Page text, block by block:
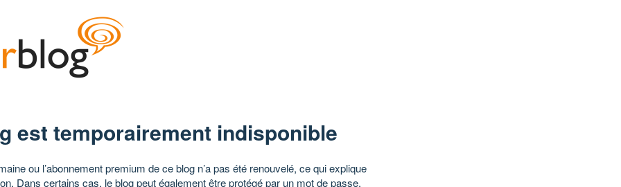
est temporairement indisponible
ou l’abonnement premium de ce blog n’a pas été renouvelé, ce qui explique
Dans certains cas, le blog peut également être protégé par un mot de passe,